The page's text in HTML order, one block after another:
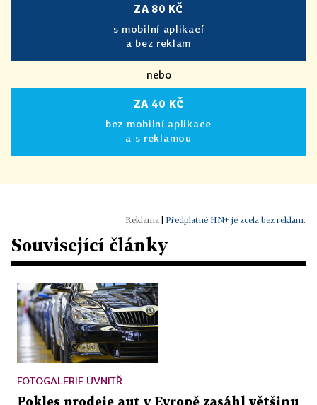
ZA 80 KČ
s mobilní aplikací
a bez reklam
nebo
ZA 40 KČ
bez mobilní aplikace
a s reklamou
Předplatné HN+ je zcela bez reklam.
Související články
FOTOGALERIE UVNITŘ
Pokles prodeje aut v Evropě zasáhl většinu